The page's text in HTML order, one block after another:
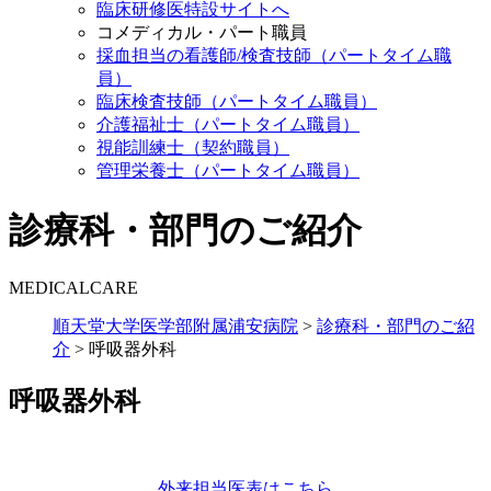
臨床研修医特設サイトへ
コメディカル・パート職員
採血担当の看護師/検査技師（パートタイム職
員）
臨床検査技師（パートタイム職員）
介護福祉士（パートタイム職員）
視能訓練士（契約職員）
管理栄養士（パートタイム職員）
診療科・部門のご紹介
MEDICALCARE
順天堂大学医学部附属浦安病院 > 診療科・部門のご紹
介 > 呼吸器外科
呼吸器外科